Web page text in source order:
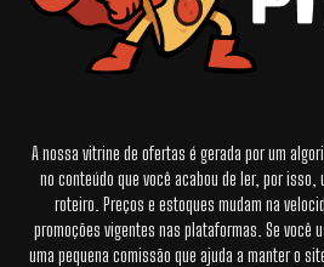
A nossa vitrine de ofertas é gerada por um
no conteúdo que você acabou de ler, por
roteiro. Preços e estoques mudam na
promoções vigentes nas plataformas. Se você
uma pequena comissão que ajuda a manter o